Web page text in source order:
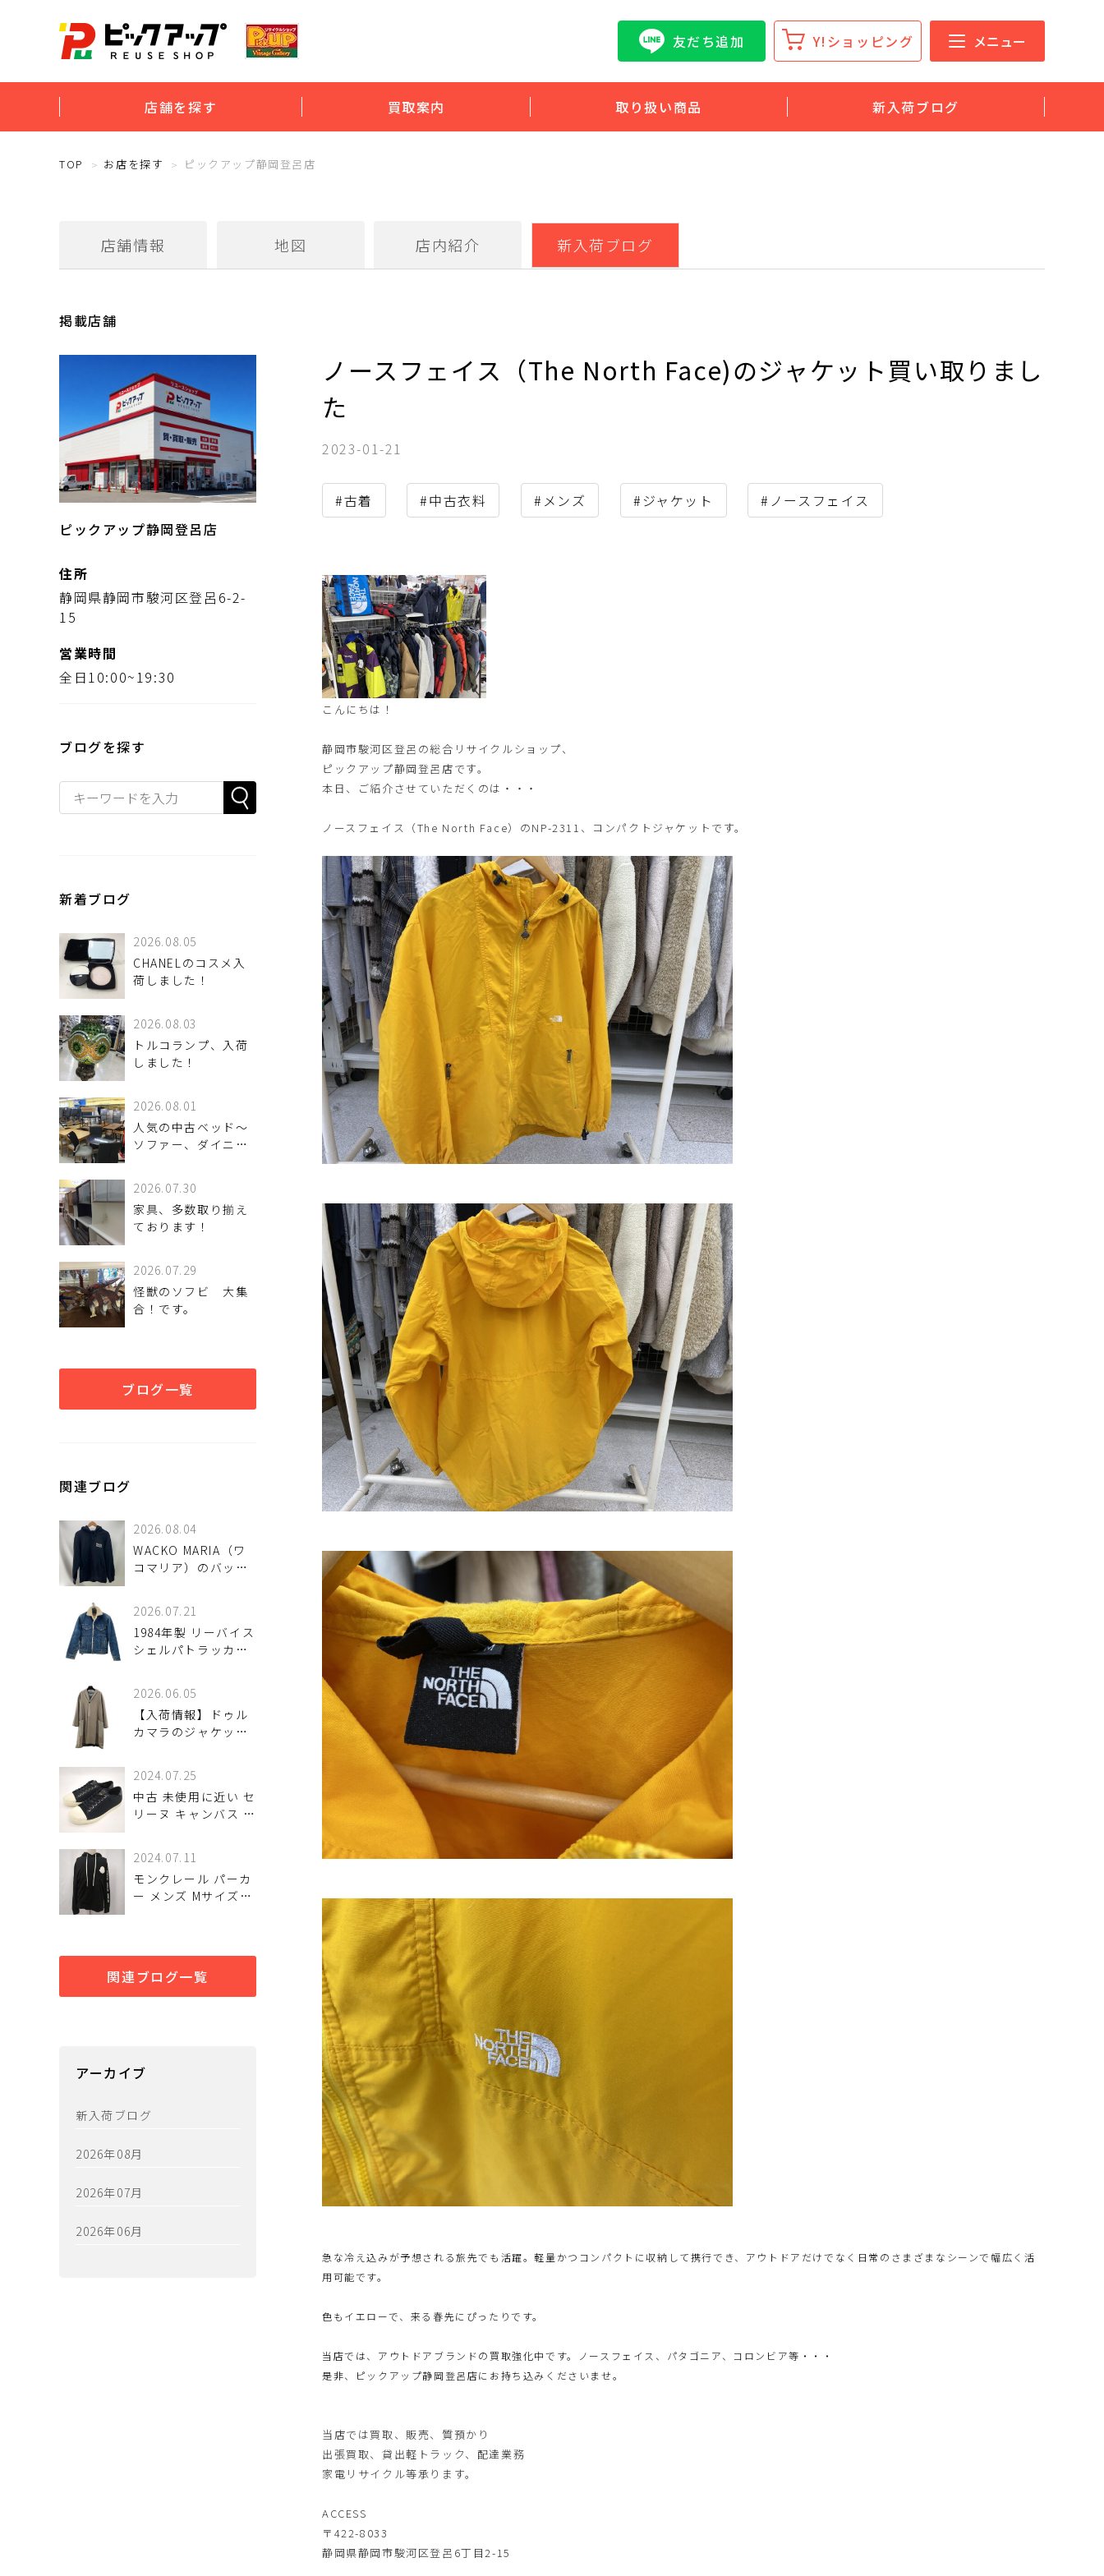
友だち追加 Y!ショッピング メニュー
店舗を探す 買取案内 取り扱い商品 新入荷ブログ
TOP お店を探す ピックアップ静岡登呂店
店舗情報 地図 店内紹介 新入荷ブログ
掲載店舗
ピックアップ静岡登呂店
住所
静岡県静岡市駿河区登呂6-2-
15
営業時間
全日10:00~19:30
ブログを探す
新着ブログ
2026.08.05
CHANELのコスメ入
荷しました！
2026.08.03
トルコランプ、入荷
しました！
2026.08.01
人気の中古ベッド～
ソファー、ダイニン
2026.07.30
家具、多数取り揃え
ております！
2026.07.29
怪獣のソフビ 大集
合！です。
ブログ一覧
関連ブログ
2026.08.04
WACKO MARIA（ワ
コマリア）のバック
2026.07.21
1984年製 リーバイス
シェルパトラッカー
2026.06.05
【入荷情報】ドゥル
カマラのジャケット
2024.07.25
中古 未使用に近い セ
リーヌ キャンバス ス
41 25.5cm CELINE
入荷しました♪
2024.07.11
モンクレール パーカ
ー メンズ Mサイズ
しました♪
関連ブログ一覧
アーカイブ
新入荷ブログ
2026年08月
2026年07月
2026年06月
ノースフェイス（The North Face)のジャケット買い取りまし
た
2023-01-21
#古着 #中古衣料 #メンズ #ジャケット #ノースフェイス
こんにちは！
静岡市駿河区登呂の総合リサイクルショップ、
ピックアップ静岡登呂店です。
本日、ご紹介させていただくのは・・・
ノースフェイス（The North Face）のNP-2311、コンパクトジャケットです。
急な冷え込みが予想される旅先でも活躍。軽量かつコンパクトに収納して携行でき、アウトドアだけでなく日常のさまざまなシーンで幅広く活
用可能です。
色もイエローで、来る春先にぴったりです。
当店では、アウトドアブランドの買取強化中です。ノースフェイス、パタゴニア、コロンビア等・・・
是非、ピックアップ静岡登呂店にお持ち込みくださいませ。
当店では買取、販売、質預かり
出張買取、貸出軽トラック、配達業務
家電リサイクル等承ります。
ACCESS
〒422-8033
静岡県静岡市駿河区登呂6丁目2-15